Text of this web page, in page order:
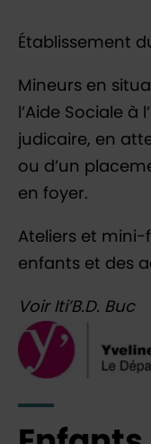
Établissement
Mineurs en
l’Aide Sociale à
judicaire, en
ou d’un
en foyer.
Ateliers et
enfants et des
Voir Iti’B.D. Buc